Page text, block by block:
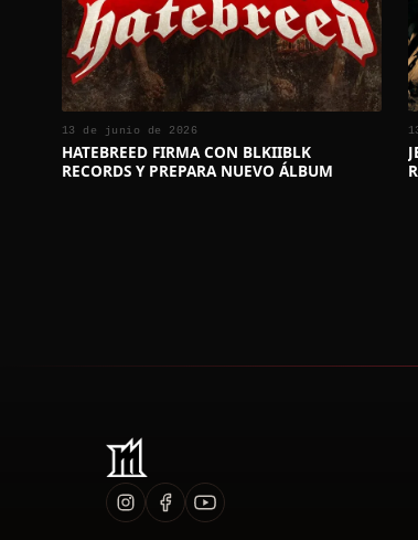
13 de junio de 2026
HATEBREED FIRMA CON BLKIIBLK
RECORDS Y PREPARA NUEVO ÁLBUM